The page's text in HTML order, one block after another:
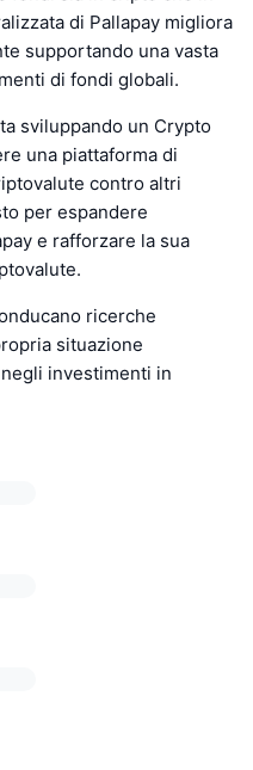
di Pallapay migliora
supportando una vasta
di fondi globali.
sviluppando un Crypto
una piattaforma di
contro altri
per espandere
e rafforzare la sua
ricerche
situazione
investimenti in